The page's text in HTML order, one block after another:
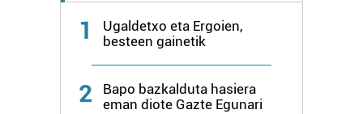
1
Ugaldetxo eta Ergoien,
besteen gainetik
2
Bapo bazkalduta hasiera
eman diote Gazte Egunari